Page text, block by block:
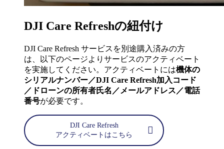
DJI Care Refreshの紐付け
DJI Care Refresh サービスを別途購入済みの方
は、以下のページよりサービスのアクティベート
を実施してください。アクティベートには機体の
シリアルナンバー／DJI Care Refresh加入コード
／ドローンの所有者氏名／メールアドレス／電話
番号が必要です。
DJI Care Refresh
アクティベートはこちら